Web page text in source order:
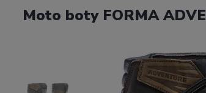
Moto boty FORMA